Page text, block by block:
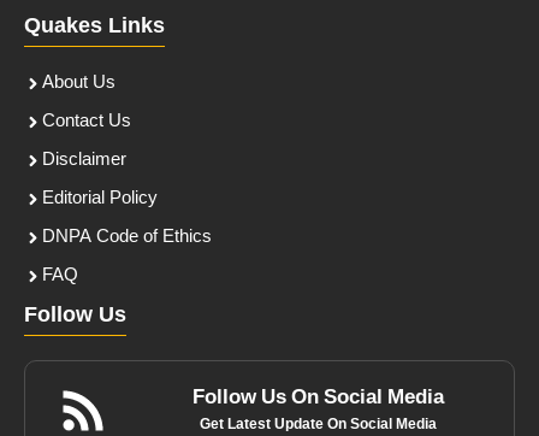
Quakes Links
About Us
Contact Us
Disclaimer
Editorial Policy
DNPA Code of Ethics
FAQ
Follow Us
Follow Us On Social Media
Get Latest Update On Social Media